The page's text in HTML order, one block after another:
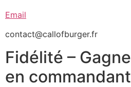
Email
contact@callofburger.fr
Fidélité –
en commandant